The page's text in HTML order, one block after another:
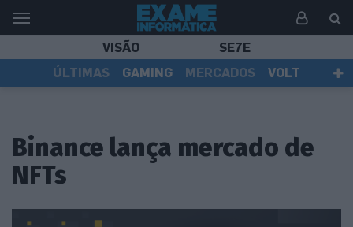
VISÃO
SE7E
ÚLTIMAS
GAMING MERCADOS
VOLT
Binance lança mercado de
NFTs